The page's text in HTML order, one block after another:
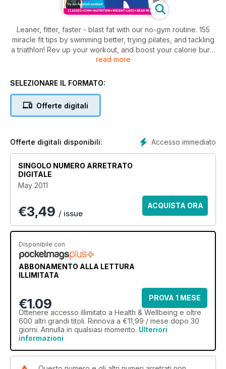
Leaner, fitter, faster - blast fat with our no-gym routine. 155
miracle fit tips by swimming better, trying pilates, and tackling
a triathlon! Rev up your workout, and boost your calorie burn.
Find beginner and advanced 5K plans inside. Celebrity
sensitise your diet, power up your breakfast, and
read more
SELEZIONARE IL FORMATO:
Offerte digitali
Accesso immediato
Offerte digitali disponibili:
SINGOLO NUMERO ARRETRATO
DIGITALE
May 2011
€3,49 / issue
ACQUISTA ORA
Disponibile con
ABBONAMENTO ALLA LETTURA
ILLIMITATA
€1.09
PROVA 1 MESE
Ottenere accesso illimitato a Health & Wellbeing e oltre
600 altri grandi titoli. Rinnova a €11,99 / mese dopo 30
giorni. Annulla in qualsiasi momento. Ulteriori
informazioni